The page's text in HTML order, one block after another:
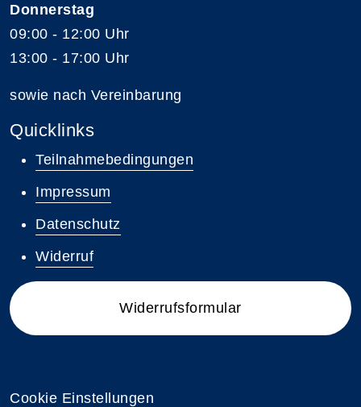
Donnerstag
09:00 - 12:00 Uhr
13:00 - 17:00 Uhr
sowie nach Vereinbarung
Quicklinks
Teilnahmebedingungen
Impressum
Datenschutz
Widerruf
Widerrufsformular
Cookie Einstellungen